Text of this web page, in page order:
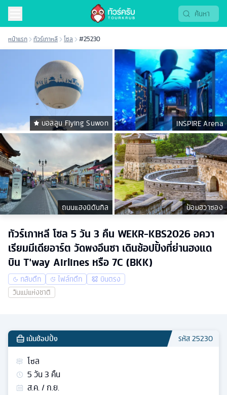
หน้าแรก ทัวร์เกาหลี โซล #25230
บอลลูน Flying Suwon INSPIRE Arena
ถนนแฮงนิดันกิล ป้อมฮวาซอง
ทัวร์เกาหลี โซล 5 วัน 3 คืน WEKR-KBS2026 อควา
เรียมมีเดียอาร์ต วัดพงอึนซา เดินช้อปปิ้งที่ย่านฮงแด
บิน T'way Airlines หรือ 7C (BKK)
กลับดึก ไฟล์ทดึก
บินตรง
วันแม่แห่งชาติ
เน้นช้อปปิ้ง รหัส25230
โซล
5วัน3 คืน
ส.ค. / ก.ย.